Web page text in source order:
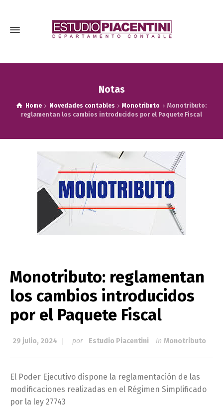
Notas
Home Novedades contables Monotributo
Monotributo:
reglamentan los cambios introducidos por el Paquete Fiscal
Monotributo: reglamentan
los cambios introducidos
por el Paquete Fiscal
29 julio, 2024 por Estudio Piacentini in Monotributo
El Poder Ejecutivo dispone la reglamentación de las
modificaciones realizadas en el Régimen Simplificado
por la ley 27743